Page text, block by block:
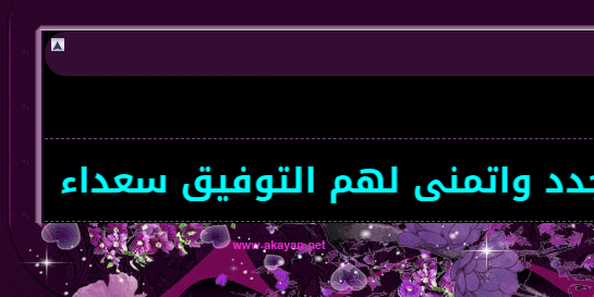
لهم التوفيق سعداء